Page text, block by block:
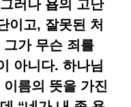
러나 욥의 고난
이고, 잘못된 처
가 무슨 죄를
아니다. 하나님
이름의 뜻을 가진